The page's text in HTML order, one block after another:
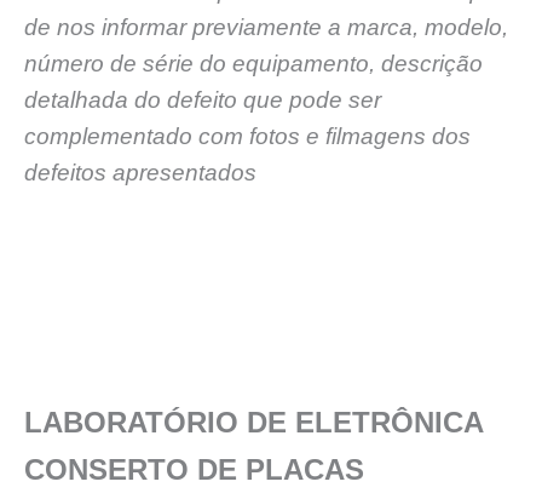
de nos informar previamente a marca, modelo,
número de série do equipamento, descrição
detalhada do defeito que pode ser
complementado com fotos e filmagens dos
defeitos apresentados
LABORATÓRIO DE ELETRÔNICA
CONSERTO DE PLACAS